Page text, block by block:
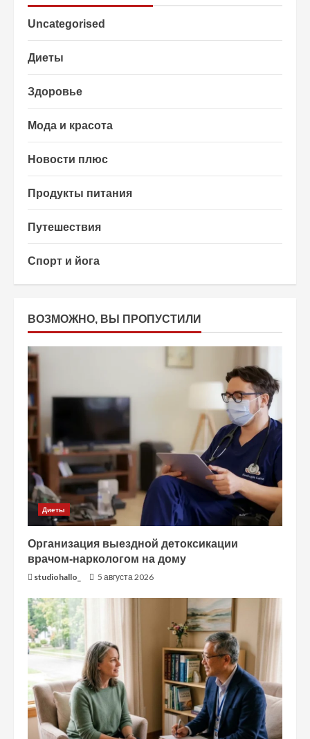
Uncategorised
Диеты
Здоровье
Мода и красота
Новости плюс
Продукты питания
Путешествия
Спорт и йога
ВОЗМОЖНО, ВЫ ПРОПУСТИЛИ
Диеты
Организация выездной детоксикации
врачом-наркологом на дому
studiohallo_ 5 августа 2026